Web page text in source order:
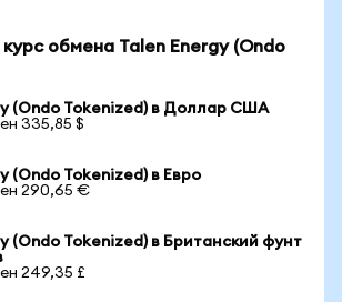
обмена Talen Energy (Ondo
(Ondo Tokenized) в Доллар США
335,85 $
(Ondo Tokenized) в Евро
290,65 €
(Ondo Tokenized) в Британский фунт
249,35 £